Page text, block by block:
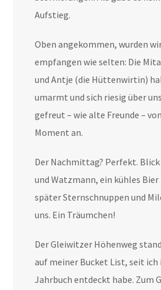
Aufstieg.
Oben angekommen, wurden
empfangen wie selten: Die
und Antje (die Hüttenwirtin)
umarmt und sich riesig über
gefreut – wie alte Freunde –
Moment an.
Der Nachmittag? Perfekt.
und Watzmann, ein kühles Bier
später Sternschnuppen und
uns. Ein Träumchen!
Der Gleiwitzer Höhenweg
auf meiner Bucket List, seit ich
Jahrbuch entdeckt habe. Zum